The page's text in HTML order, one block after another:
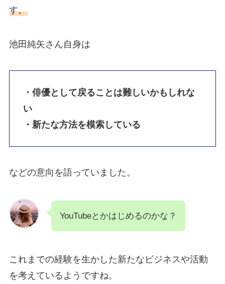
す。
池田純矢さん自身は
・俳優として戻ることは難しいかもしれな
い
・新たな方法を模索している
などの意向を語っていました。
YouTubeとかはじめるのかな？
これまでの経験を生かした新たなビジネスや活動
を考えているようですね。